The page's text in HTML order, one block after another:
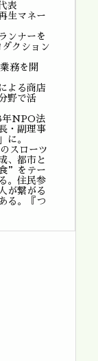
表
生マネー
ンナーを
クション
務を開
よる商店
野で活
年NPO法
・副理事
に。
スローツ
、都市と
”をテー
。住民参
が繋がる
る。『つ